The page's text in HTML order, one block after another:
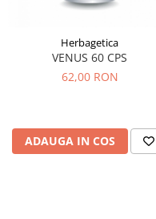
Herbagetica
VENUS 60 CPS
62,00 RON
ADAUGA IN COS